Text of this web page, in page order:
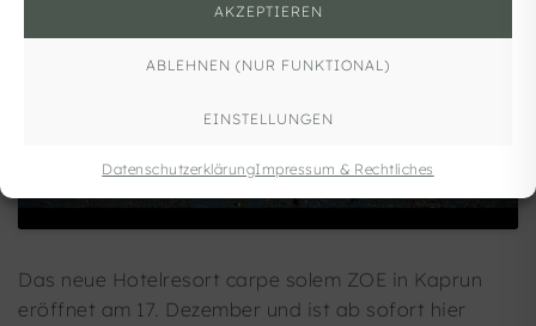
AKZEPTIEREN
ABLEHNEN (NUR FUNKTIONAL)
EINSTELLUNGEN
DatenschutzerklärungImpressum & Rechtliches
Klicke hier, um Marketing-Cookies zu
aktivieren
Das neue Hotelresort carpe solem ZOE in Kaprun
eröffnet am 17. Dezember und ist ab sofort hier